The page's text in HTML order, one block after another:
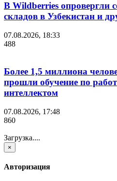
В Wildberries опровергли
складов в Узбекистан и
07.08.2026, 18:33
488
Более 1,5 миллиона
прошли обучение по
интеллектом
07.08.2026, 17:48
860
Загрузка....
×
Авторизация